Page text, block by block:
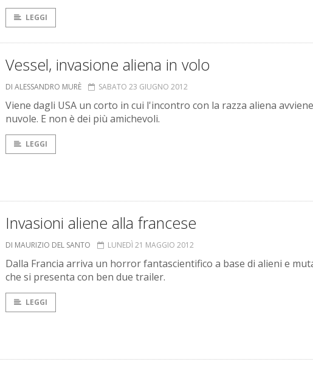
LEGGI
Vessel, invasione aliena in volo
DI ALESSANDRO MURÈ SABATO 23 GIUGNO 2012
Viene dagli USA un corto in cui l'incontro con la razza aliena
nuvole. E non è dei più amichevoli.
LEGGI
Invasioni aliene alla francese
DI MAURIZIO DEL SANTO LUNEDÌ 21 MAGGIO 2012
Dalla Francia arriva un horror fantascientifico a base di alieni e
che si presenta con ben due trailer.
LEGGI